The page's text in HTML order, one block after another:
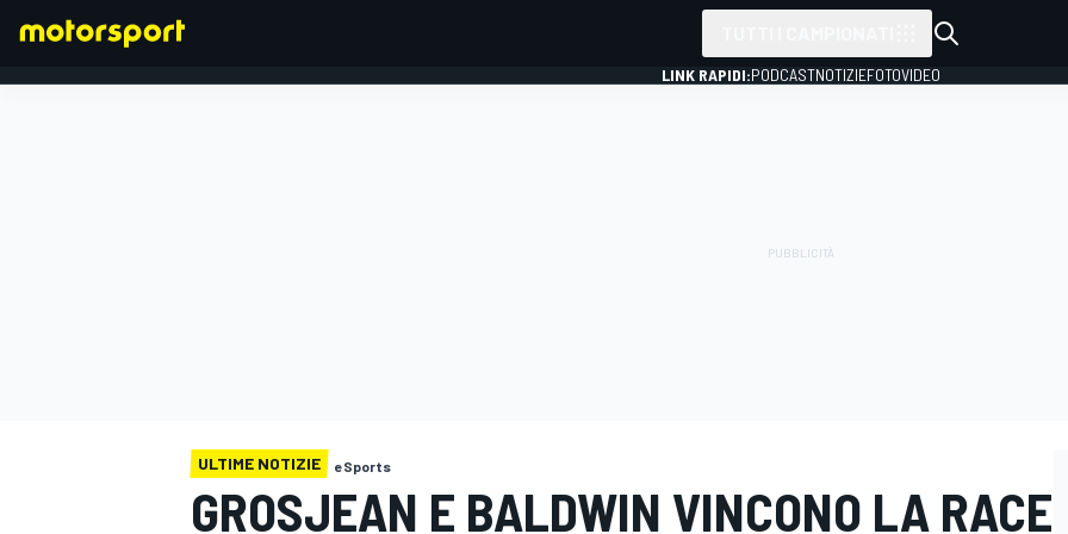
LINK RAPIDI:PODCASTNOTIZIEFOTOVIDEO
ULTIME NOTIZIE eSports
GROSJEAN E BALDWIN VINCONO LA RACE